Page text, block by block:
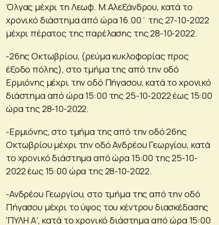
Όλγας μέχρι τη Λεωφ. Μ.Αλεξάνδρου, κατά το
χρονικό διάστημα από ώρα 16.00΄ της 27-10-2022
μέχρι πέρατος της παρέλασης της 28-10-2022.
-26ης Οκτωβρίου, (ρεύμα κυκλοφορίας προς
έξοδο πόλης), στο τμήμα της από την οδό
Ερμιόνης μέχρι την οδό Πήγασου, κατά το χρονικό
διάστημα από ώρα 15:00 της 25-10-2022 έως 15:00
ώρα της 28-10-2022.
-Ερμιόνης, στο τμήμα της από την οδό 26ης
Οκτωβρίου μέχρι την οδό Ανδρέου Γεωργίου, κατά
το χρονικό διάστημα από ώρα 15:00 της 25-10-
2022 έως 15:00 ώρα της 28-10-2022.
-Ανδρέου Γεωργίου, στο τμήμα της από την οδό
Πήγασου μέχρι το ύψος του κέντρου διασκέδασης
‘ΠΥΛΗ Α’, κατά το χρονικό διάστημα από ώρα 15:00